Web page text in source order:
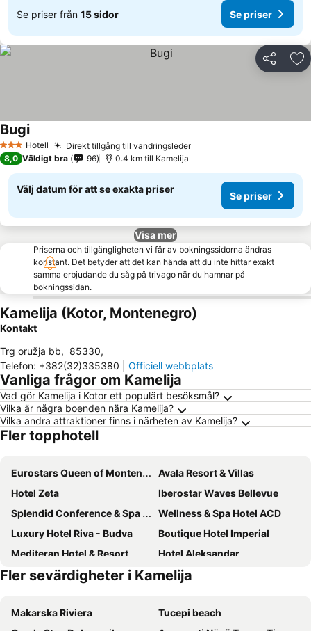
Se priser från 15 sidor Se priser
Dela
3 StjärnorHotell Direkt tillgång till vandringsleder
Bugi
8,0 Väldigt bra 96 0.4 km till Kamelija
Välj datum för att se exakta priser
Se priser
Visa mer
Priserna och tillgängligheten vi får av bokningssidorna ändras
konstant. Det betyder att det kan hända att du inte hittar exakt
samma erbjudande du såg på trivago när du hamnar på
bokningssidan.
Kamelija (Kotor, Montenegro)
Kontakt
Trg oružja bb, 85330,
Telefon: +382(32)335380 Officiell webbplats
Vanliga frågor om Kamelija
Vad gör Kamelija i Kotor ett populärt besöksmål?
Vilka är några boenden nära Kamelija?
Vilka andra attraktioner finns i närheten av Kamelija?
Fler topphotell
Eurostars Queen of Montenegro
Avala Resort & Villas
Hotel Zeta
Iberostar Waves Bellevue
Splendid Conference & Spa Resort
Wellness & Spa Hotel ACD
Luxury Hotel Riva - Budva
Boutique Hotel Imperial
Mediteran Hotel & Resort
Hotel Aleksandar
Montebay Perla
HUMA Kotor Bay Hotel and Villas
Hotel Montenegro
Hotel Oaza
Fler sevärdigheter i Kamelija
Makarska Riviera
Tucepi beach